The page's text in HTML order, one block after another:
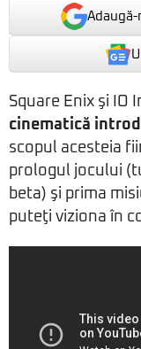
Square Enix şi IO
cinematică
scopul acesteia
prologul jocului
beta) şi prima
puteţi viziona în